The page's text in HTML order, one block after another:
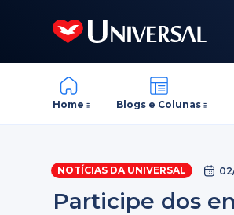
Home Blogs e Colunas
NOTÍCIAS DA UNIVERSAL
Participe dos